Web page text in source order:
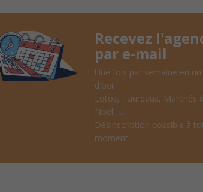
Recevez
par e-mail
Une fois par semaine en
d'oeil
Lotos, Taureaux, Marchés
Noël, ...
Désinscription possible à
moment